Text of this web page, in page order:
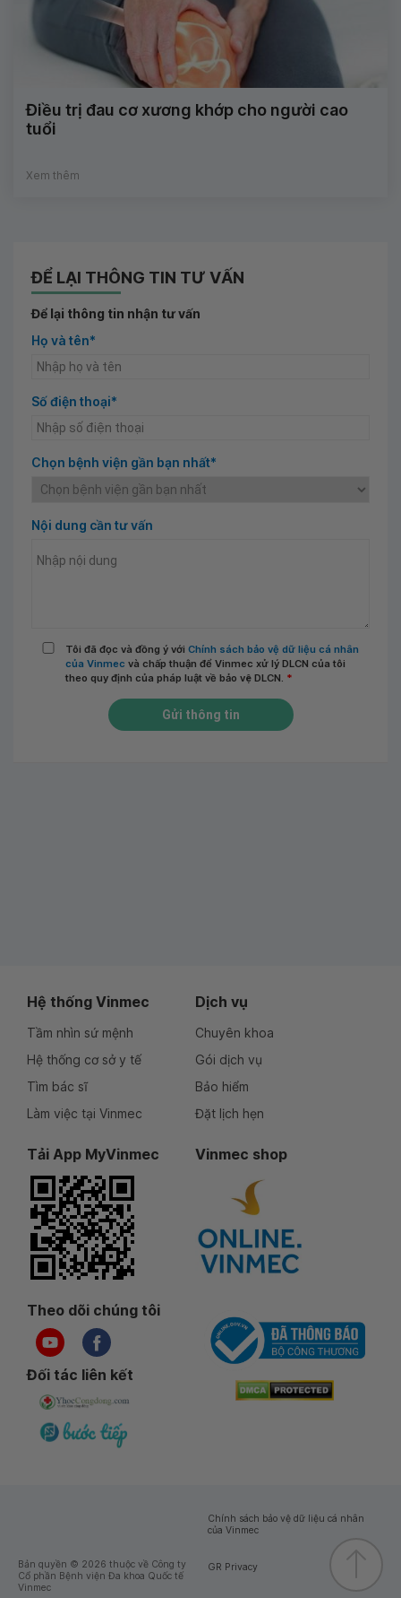
Điều trị đau cơ xương khớp cho người cao
tuổi
Xem thêm
ĐỂ LẠI THÔNG TIN TƯ VẤN
Để lại thông tin nhận tư vấn
Họ và tên*
Số điện thoại*
Chọn bệnh viện gần bạn nhất*
Nội dung cần tư vấn
Tôi đã đọc và đồng ý với Chính sách bảo vệ dữ liệu cá nhân
của Vinmec và chấp thuận để Vinmec xử lý DLCN của tôi
theo quy định của pháp luật về bảo vệ DLCN. *
Gửi thông tin
Hệ thống Vinmec
Tầm nhìn sứ mệnh
Hệ thống cơ sở y tế
Tìm bác sĩ
Làm việc tại Vinmec
Dịch vụ
Chuyên khoa
Gói dịch vụ
Bảo hiểm
Đặt lịch hẹn
Tải App MyVinmec Vinmec shop
Theo dõi chúng tôi
Đối tác liên kết
Bản quyền © 2026 thuộc về Công ty
Cổ phần Bệnh viện Đa khoa Quốc tế
Vinmec
Chính sách bảo vệ dữ liệu cá nhân
của Vinmec
GR Privacy